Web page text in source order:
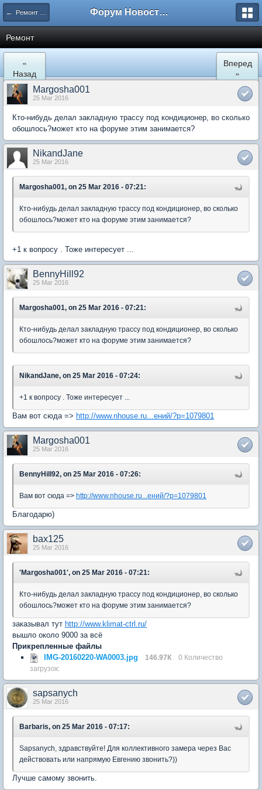
← Ремонт и обустройство Форум Новостройки
Ремонт
«
Назад
Вперед
»
Margosha001
25 Mar 2016
Кто-нибудь делал закладную трассу под кондиционер, во сколько
обошлось?может кто на форуме этим занимается?
NikandJane
25 Mar 2016
Margosha001, on 25 Mar 2016 - 07:21:
Кто-нибудь делал закладную трассу под кондиционер, во сколько
обошлось?может кто на форуме этим занимается?
+1 к вопросу . Тоже интересует ...
BennyHill92
25 Mar 2016
Margosha001, on 25 Mar 2016 - 07:21:
Кто-нибудь делал закладную трассу под кондиционер, во сколько
обошлось?может кто на форуме этим занимается?
NikandJane, on 25 Mar 2016 - 07:24:
+1 к вопросу . Тоже интересует ...
Вам вот сюда => http://www.nhouse.ru...ений/?p=1079801
Margosha001
25 Mar 2016
BennyHill92, on 25 Mar 2016 - 07:26:
Вам вот сюда => http://www.nhouse.ru...ений/?p=1079801
Благодарю)
bax125
25 Mar 2016
'Margosha001', on 25 Mar 2016 - 07:21:
Кто-нибудь делал закладную трассу под кондиционер, во сколько
обошлось?может кто на форуме этим занимается?
заказывал тут http://www.klimat-ctrl.ru/
вышло около 9000 за всё
Прикрепленные файлы
IMG-20160220-WA0003.jpg
146.97К
0 Количество
загрузок:
sapsanych
25 Mar 2016
Barbaris, on 25 Mar 2016 - 07:17:
Sapsanych, здравствуйте! Для коллективного замера через Вас
действовать или напрямую Евгению звонить?))
Лучше самому звонить.